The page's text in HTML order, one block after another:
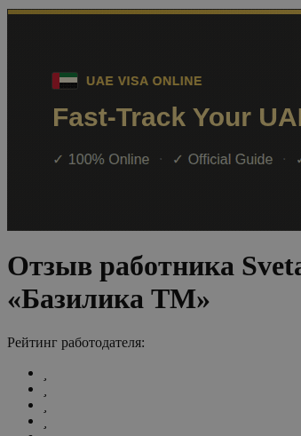
Отзыв работника
«Базилика ТМ»
Рейтинг работодателя: